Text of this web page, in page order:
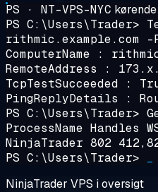
PS · NT-VPS-NYC kørende
PS C:\Users\Trader>
rithmic.example.com -
ComputerName :
RemoteAddress :
TcpTestSucceeded :
PingReplyDetails :
PS C:\Users\Trader>
ProcessName Handles
NinjaTrader 802
PS C:\Users\Trader>
NinjaTrader VPS i oversigt